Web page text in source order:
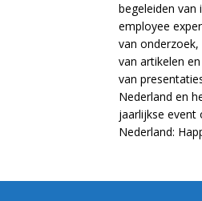
begeleiden van
employee
van onderzoek,
van artikelen en
van
Nederland en
jaarlijkse event
Nederland: